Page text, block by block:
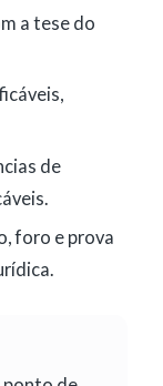
a tese do
de
foro e prova